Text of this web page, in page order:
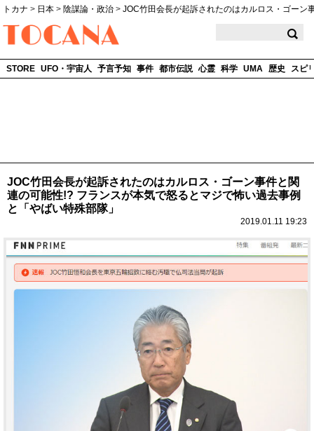
トカナ > 日本 > 陰謀論・政治 > JOC竹田会長が起訴されたのはカルロス・ゴーン
STORE UFO・宇宙人 予言予知 事件 都市伝説 心霊 科学 UMA 歴史 スピ
JOC竹田会長が起訴されたのはカルロス・ゴーン事件と関
連の可能性!? フランスが本気で怒るとマジで怖い過去事例
と「やばい特殊部隊」
2019.01.11 19:23